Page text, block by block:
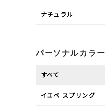
ナチュラル
パーソナルカラー
すべて
イエベ スプリング